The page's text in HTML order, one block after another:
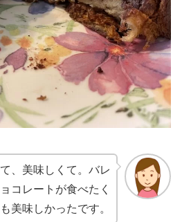
、美味しくて。バレ
コレートが食べたく
美味しかったです。